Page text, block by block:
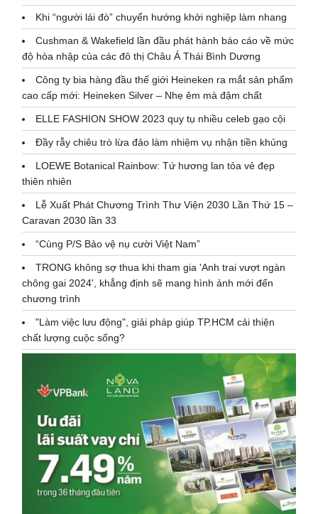
Khi “người lái đò” chuyển hướng khởi nghiệp làm nhang
Cushman & Wakefield lần đầu phát hành báo cáo về mức
độ hòa nhập của các đô thị Châu Á Thái Bình Dương
Công ty bia hàng đầu thế giới Heineken ra mắt sản phẩm
cao cấp mới: Heineken Silver – Nhẹ êm mà đậm chất
ELLE FASHION SHOW 2023 quy tụ nhiều celeb gạo cội
Đầy rẫy chiêu trò lừa đảo làm nhiệm vụ nhận tiền khủng
LOEWE Botanical Rainbow: Tứ hương lan tỏa vẻ đẹp
thiên nhiên
Lễ Xuất Phát Chương Trình Thư Viện 2030 Lần Thứ 15 –
Caravan 2030 lần 33
“Cùng P/S Bảo vệ nụ cười Việt Nam”
TRONG không sợ thua khi tham gia 'Anh trai vượt ngàn
chông gai 2024', khẳng định sẽ mang hình ảnh mới đến
chương trình
"Làm việc lưu động", giải pháp giúp TP.HCM cải thiện
chất lượng cuộc sống?